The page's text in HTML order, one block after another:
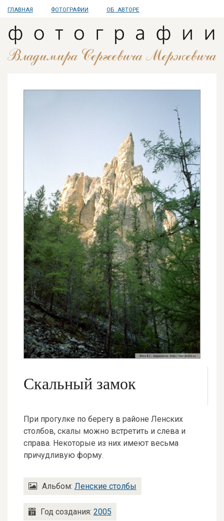
ГЛАВНАЯ ФОТОГРАФИИ ОБ АВТОРЕ
Скальный замок
При прогулке по берегу в районе Ленских
столбов, скалы можно встретить и слева и
справа. Некоторые из них имеют весьма
причудливую форму.
Альбом: Ленские столбы
Год создания: 2005